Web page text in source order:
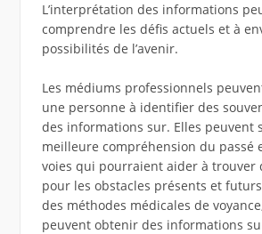
L’interprétation des informations
comprendre les défis actuels et à
possibilités de l’avenir.
Les médiums professionnels
une personne à identifier des
des informations sur. Elles peuvent
meilleure compréhension du passé
voies qui pourraient aider à trouver
pour les obstacles présents et
des méthodes médicales de
peuvent obtenir des informations